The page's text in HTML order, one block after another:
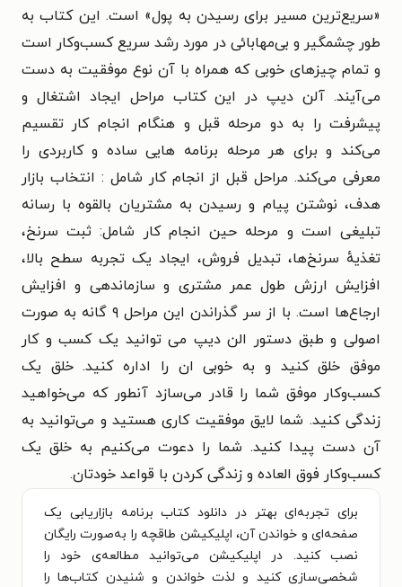
«سریع‌ترین مسیر برای رسیدن به پول» است. این کتاب به
طور چشمگیر و بی‌مهابائی در مورد رشد سریع کسب‌وکار است
و تمام چیزهای خوبی که همراه با آن نوع موفقیت به دست
می‌آیند. آلن دیپ در این کتاب مراحل ایجاد اشتغال و
پیشرفت را به دو مرحله قبل و هنگام انجام کار تقسیم
می‌کند و برای هر مرحله برنامه هایی ساده و کاربردی را
معرفی می‌کند. مراحل قبل از انجام کار شامل : انتخاب بازار
هدف، نوشتن پیام و رسیدن به مشتریان بالقوه با رسانه
تبلیغی است و مرحله حین انجام کار شامل: ثبت سرنخ،
تغذیهٔ سرنخ‌ها، تبدیل فروش، ایجاد یک تجربه سطح بالا،
افزایش ارزش طول عمر مشتری و سازماندهی و افزایش
ارجاع‌ها است. با از سر گذراندن این مراحل ۹ گانه به صورت
اصولی و طبق دستور الن دیپ می توانید یک کسب و کار
موفق خلق کنید و به خوبی ان را اداره کنید. خلق یک
کسب‌وکار موفق شما را قادر می‌سازد آنطور که می‌خواهید
زندگی کنید. شما لایق موفقیت کاری هستید و می‌توانید به
آن دست پیدا کنید. شما را دعوت می‌کنیم به خلق یک
کسب‌وکار فوق العاده و زندگی کردن با قواعد خودتان.
برای تجربه‌ای بهتر در دانلود کتاب برنامه‌ بازاریابی یک
صفحه‌ای و خواندن آن، اپلیکیشن طاقچه را به‌صورت رایگان
نصب کنید. در اپلیکیشن می‌توانید مطالعه‌ی خود را
شخصی‌سازی کنید و لذت خواندن و شنیدن کتاب‌ها را